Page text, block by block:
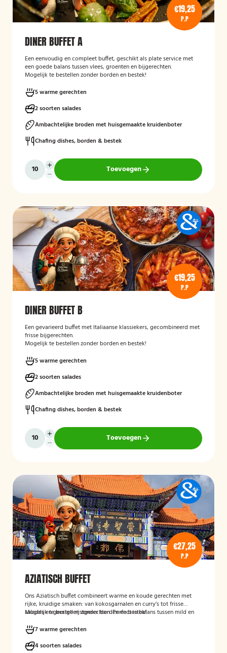
€19,25
P.P
DINER BUFFET A
Een eenvoudig en compleet buffet, geschikt als plate service met
een goede balans tussen vlees, groenten en bijgerechten.
Mogelijk te bestellen zonder borden en bestek!
5 warme gerechten
2 soorten salades
Ambachtelijke broden met huisgemaakte kruidenboter
Chafing dishes, borden & bestek
Toevoegen
€19,25
P.P
DINER BUFFET B
Een gevarieerd buffet met Italiaanse klassiekers, gecombineerd met
frisse bijgerechten.
Mogelijk te bestellen zonder borden en bestek!
5 warme gerechten
2 soorten salades
Ambachtelijke broden met huisgemaakte kruidenboter
Chafing dishes, borden & bestek
Toevoegen
€27,25
P.P
AZIATISCH BUFFET
Ons Aziatisch buffet combineert warme en koude gerechten met
rijke, kruidige smaken: van kokosgarnalen en curry’s tot frisse
salades en geurige rijstgerechten. Perfect in balans tussen mild en
Mogelijk te bestellen zonder borden en bestek!
7 warme gerechten
4 soorten salades